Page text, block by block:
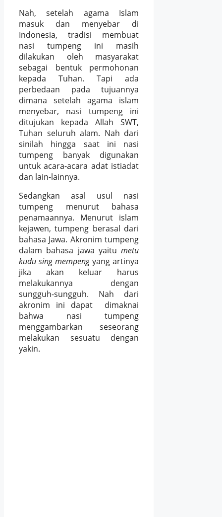
Nah, setelah agama Islam
masuk dan menyebar di
Indonesia, tradisi membuat
nasi tumpeng ini masih
dilakukan oleh masyarakat
sebagai bentuk permohonan
kepada Tuhan. Tapi ada
perbedaan pada tujuannya
dimana setelah agama islam
menyebar, nasi tumpeng ini
ditujukan kepada Allah SWT,
Tuhan seluruh alam. Nah dari
sinilah hingga saat ini nasi
tumpeng banyak digunakan
untuk acara-acara adat istiadat
dan lain-lainnya.
Sedangkan asal usul nasi
tumpeng menurut bahasa
penamaannya. Menurut islam
kejawen, tumpeng berasal dari
bahasa Jawa. Akronim tumpeng
dalam bahasa jawa yaitumetu
kudu sing mempengyang artinya
jika akan keluar harus
melakukannya dengan
sungguh-sungguh. Nah dari
akronim ini dapat dimaknai
bahwa nasi tumpeng
menggambarkan seseorang
melakukan sesuatu dengan
yakin.